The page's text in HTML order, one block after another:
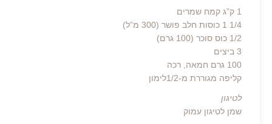
1 ק”ג קמח שמרים
1/4 1 כוסות חלב פושר (300 מ”ל)
1/2 כוס סוכר (100 גרם)
3 ביצים
100 גרם חמאה, רכה
קליפה מגוררת מ-1/2לימון
לטיגון
שמן לטיגון עמוק